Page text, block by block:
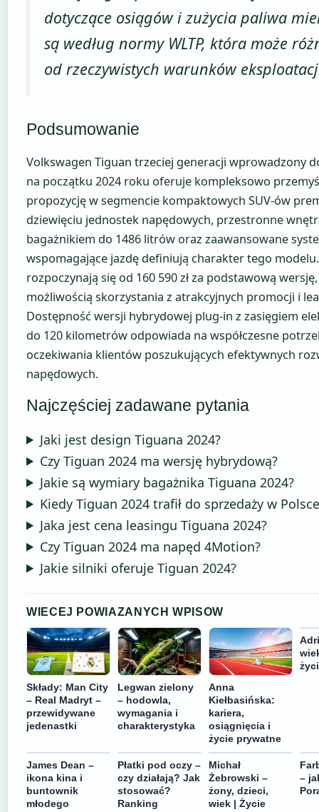
dotyczące osiągów i zużycia paliwa
są według normy WLTP, która może
od rzeczywistych warunków
Podsumowanie
Volkswagen Tiguan trzeciej generacji wprowadzony
na początku 2024 roku oferuje kompleksowo
propozycję w segmencie kompaktowych SUV-ów
dziewięciu jednostek napędowych, przestronne
bagażnikiem do 1486 litrów oraz zaawansowane
wspomagające jazdę definiują charakter tego
rozpoczynają się od 160 590 zł za podstawową
możliwością skorzystania z atrakcyjnych promocji i
Dostępność wersji hybrydowej plug-in z zasięgiem
do 120 kilometrów odpowiada na współczesne
oczekiwania klientów poszukujących efektywnych
napędowych.
Najczęściej zadawane pytania
Jaki jest design Tiguana 2024?
Czy Tiguan 2024 ma wersję hybrydową?
Jakie są wymiary bagażnika Tiguana 2024?
Kiedy Tiguan 2024 trafił do sprzedaży w
Jaka jest cena leasingu Tiguana 2024?
Czy Tiguan 2024 ma napęd 4Motion?
Jakie silniki oferuje Tiguan 2024?
WIECEJ POWIAZANYCH WPISOW
Składy: Man City
– Real Madryt –
przewidywane
jedenastki
Legwan zielony
– hodowla,
wymagania i
charakterystyka
Anna
Kiełbasińska:
kariera,
osiągnięcia i
życie prywatne
James Dean –
ikona kina i
buntownik
młodego
Płatki pod oczy –
czy działają? Jak
stosować?
Ranking
Michał
Żebrowski –
żony, dzieci,
wiek | Życie
–